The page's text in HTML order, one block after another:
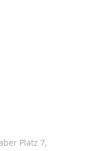
Platz 7,